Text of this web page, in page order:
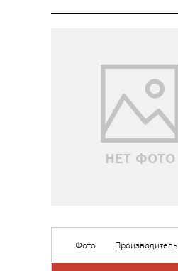
НЕТ ФОТО
Фото Производитель